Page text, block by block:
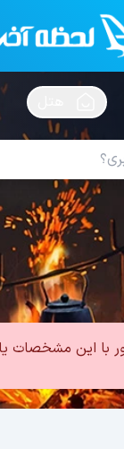
آخرسفرت
تور قونیه
با این مشخصات